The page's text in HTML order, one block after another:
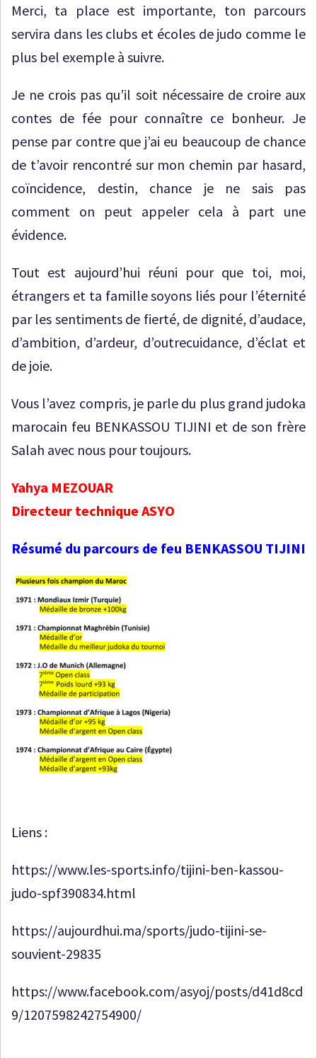
Merci, ta place est importante, ton parcours
servira dans les clubs et écoles de judo comme le
plus bel exemple à suivre.
Je ne crois pas qu’il soit nécessaire de croire aux
contes de fée pour connaître ce bonheur. Je
pense par contre que j’ai eu beaucoup de chance
de t’avoir rencontré sur mon chemin par hasard,
coïncidence, destin, chance je ne sais pas
comment on peut appeler cela à part une
évidence.
Tout est aujourd’hui réuni pour que toi, moi,
étrangers et ta famille soyons liés pour l’éternité
par les sentiments de fierté, de dignité, d’audace,
d’ambition, d’ardeur, d’outrecuidance, d’éclat et
de joie.
Vous l’avez compris, je parle du plus grand judoka
marocain feu BENKASSOU TIJINI et de son frère
Salah avec nous pour toujours.
Yahya MEZOUAR
Directeur technique ASYO
Résumé du parcours de feu BENKASSOU TIJINI
Liens :
https://www.les-sports.info/tijini-ben-kassou-
judo-spf390834.html
https://aujourdhui.ma/sports/judo-tijini-se-
souvient-29835
https://www.facebook.com/asyoj/posts/d41d8cd
9/1207598242754900/